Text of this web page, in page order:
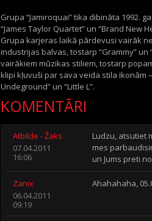
Grupa “Jamiroquai” tika dibināta 1992.
“James Taylor Quartet” un “Brand New
Grupa karjeras laikā pārdevusi vairāk
industrijas balvas, tostarp “Grammy” un
vairākiem mūzikas stiliem, tostarp
klipi kļuvuši par sava veida stila ikonām
Undeground” un “Little L”.
KOMENTĀRI
Atbilde - Žaks
07.04.2011
16:06
Ludzu, atsutiet
mes
un Jums preti
Zanix
06.04.2011
09:19
Ahahahaha,